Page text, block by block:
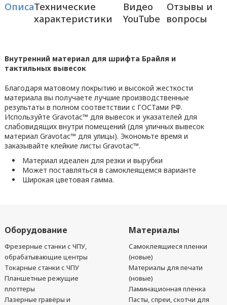
ОписаниеТехнические
характеристики
Видео
YouTube
Отзывы и
вопросы
Внутренний материал для шрифта Брайля и
тактильных вывесок
Благодаря матовому покрытию и высокой жесткости
материала вы получаете лучшие производственные
результаты в полном соответствии с ГОСТами РФ.
Используйте Gravotac™ для вывесок и указателей для
слабовидящих внутри помещений (для уличных вывесок
материал Gravotac™ для улицы). Экономьте время и
заказывайте клейкие листы Gravotac™.
Материал идеален для резки и вырубки
Может поставляться в самоклеящемся варианте
Широкая цветовая гамма.
Оборудование
Фрезерные станки с ЧПУ,
обрабатывающие центры
Токарные станки с ЧПУ
Планшетные режущие
плоттеры
Лазерные гравёры и
Материалы
Самоклеящиеся пленки
(новые)
Материалы для печати
(новые)
Ламинационная пленка
Пасты, спреи, скотчи для